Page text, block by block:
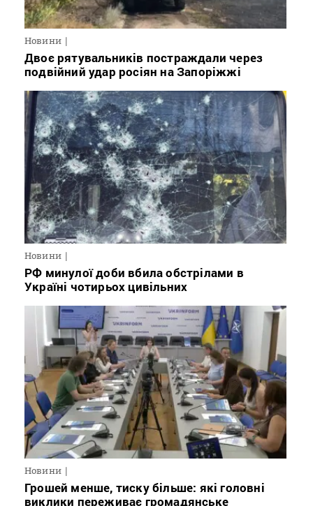
Новини
Двоє рятувальників постраждали через
подвійний удар росіян на Запоріжжі
Новини
РФ минулої доби вбила обстрілами в
Україні чотирьох цивільних
Новини
Грошей менше, тиску більше: які головні
виклики переживає громадянське